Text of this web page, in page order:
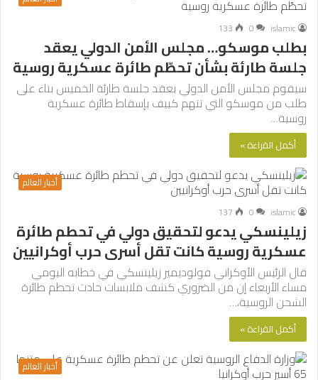
islamic
0
133
بطلب موسكو… مجلس الأمن الدولي يعقد
جلسة طارئة بشأن تحطّم طائرة عسكرية روسية
سيقوم مجلس الأمن الدولي بعقد جلسة طارئة الخميس بناء على
طلب من موسكو التي تتهم كييف بإسقاط طائرة عسكرية
روسية…
أكمل القراءة »
أخبار العالم
islamic
0
137
زيلينسكي يدعو لتحقيق دولي في تحطم طائرة
عسكرية روسية كانت تقل أسرى حرب أوكرانيين
قال الرئيس الأوكراني فولوديمير زيلينسكي في خطابه اليومي
مساء الأربعاء إن من الضروري كشف ملابسات حادث تحطم طائرة
الشحن الروسية،…
أكمل القراءة »
أخبار العالم